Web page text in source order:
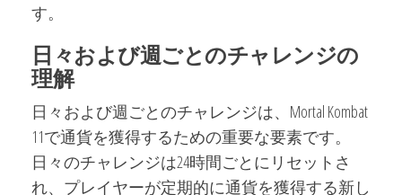
す。
日々および週ごとのチャレンジの
理解
日々および週ごとのチャレンジは、Mortal Kombat
11で通貨を獲得するための重要な要素です。
日々のチャレンジは24時間ごとにリセットさ
れ、プレイヤーが定期的に通貨を獲得する新し